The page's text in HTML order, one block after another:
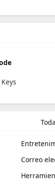
Correo